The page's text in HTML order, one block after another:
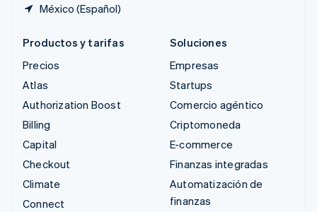
México (Español)
Productos y tarifas
Precios
Atlas
Authorization Boost
Billing
Capital
Checkout
Climate
Connect
Soluciones
Empresas
Startups
Comercio agéntico
Criptomoneda
E-commerce
Finanzas integradas
Automatización de
finanzas